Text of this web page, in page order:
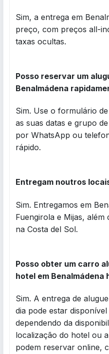
Sim, a entrega em
preço, com preços all-
taxas ocultas.
Posso reservar um
Benalmádena
Sim. Use o formulário
as suas datas e grupo
por WhatsApp ou
rápido.
Entregam noutros
Sim. Entregamos em
Fuengirola e Mijas,
na Costa del Sol.
Posso obter um carro
hotel em Benalmádena
Sim. A entrega de
dia pode estar
dependendo da
localização do hotel ou
podem reservar online,